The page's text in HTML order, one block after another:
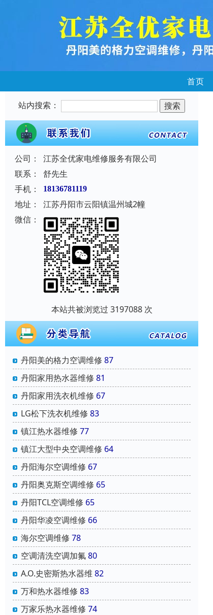
首页
站内搜索：
公司：
江苏全优家电维修服务有限公司
联系：
舒先生
手机：
18136781119
地址：
江苏丹阳市云阳镇温州城2幢
微信：
本站共被浏览过 3197088 次
丹阳美的格力空调维修 87
丹阳家用热水器维修 81
丹阳家用洗衣机维修 67
‌LG松下洗衣机维修 83
镇江热水器维修 77
镇江大型中央空调维修 64
丹阳海尔空调维修 67
丹阳奥克斯空调维修 65
丹阳TCL空调维修 65
丹阳华凌空调维修 66
海尔空调维修 78
空调清洗空调加氟80
A.O.史密斯热水器维 82
万和热水器维修 83
万家乐热水器维修 74